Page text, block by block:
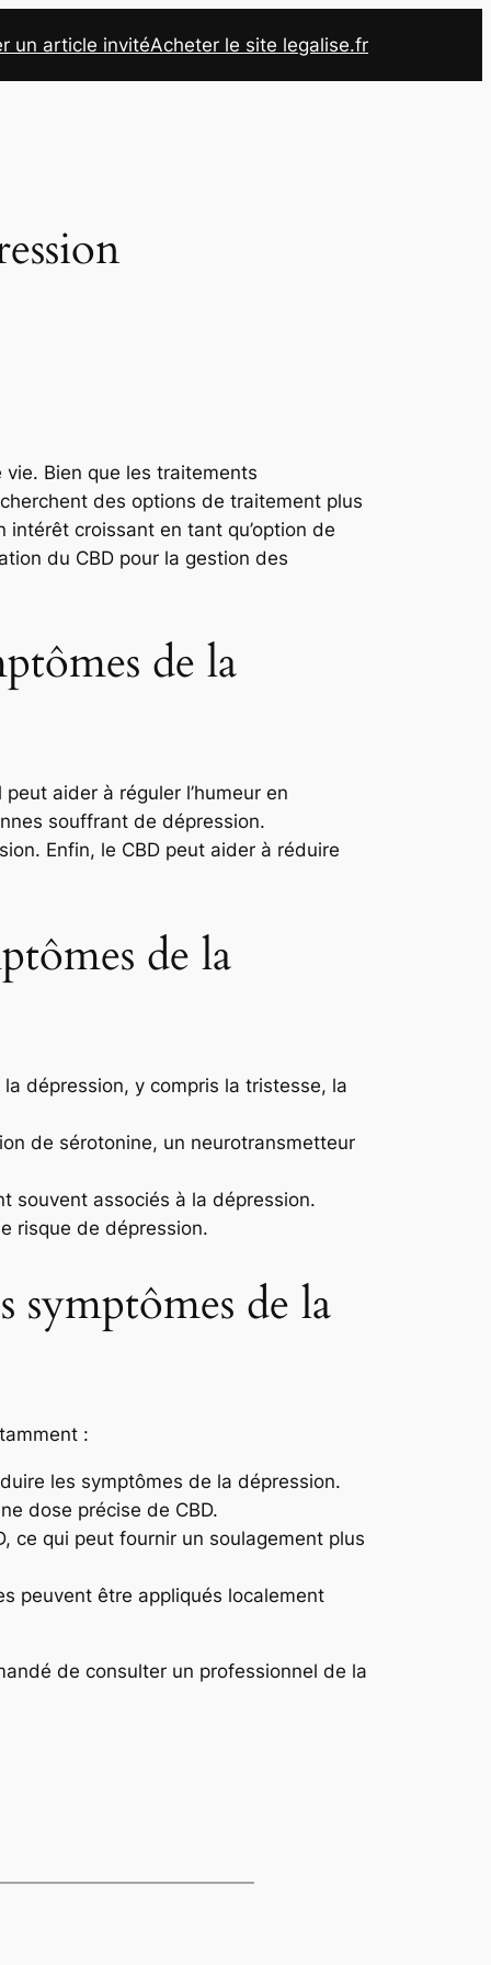
un article invitéAcheter le site legalise.fr
Bien que les traitements
des options de traitement plus
croissant en tant qu’option de
du CBD pour la gestion des
de la
aider à réguler l’humeur en
souffrant de dépression.
Enfin, le CBD peut aider à réduire
de la
dépression, y compris la tristesse, la
de sérotonine, un neurotransmetteur
souvent associés à la dépression.
risque de dépression.
de la
:
les symptômes de la dépression.
dose précise de CBD.
ce qui peut fournir un soulagement plus
peuvent être appliqués localement
de consulter un professionnel de la